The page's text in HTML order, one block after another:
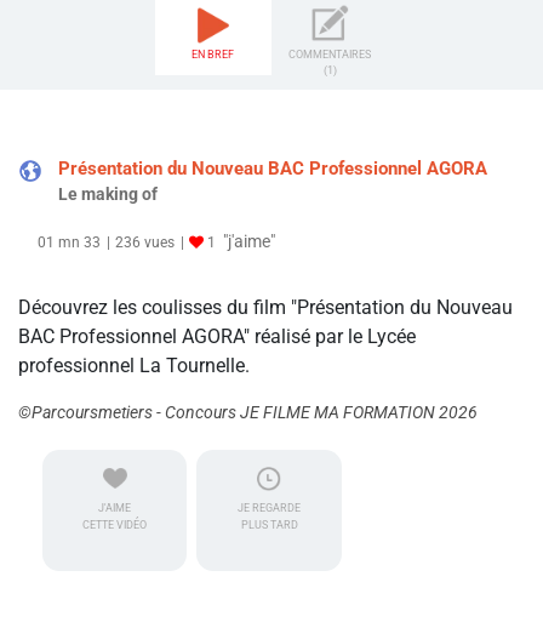
EN BREF
COMMENTAIRES
(1)
Présentation du Nouveau BAC Professionnel AGORA
Le making of
01 mn 33 236 vues 1 "j'aime"
Découvrez les coulisses du film "Présentation du Nouveau
BAC Professionnel AGORA" réalisé par le Lycée
professionnel La Tournelle.
©Parcoursmetiers - Concours JE FILME MA FORMATION 2026
J'AIME
CETTE VIDÉO
JE REGARDE
PLUS TARD